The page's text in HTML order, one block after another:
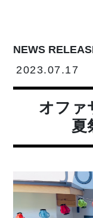
NEWS
2023.07.17
オファ
夏